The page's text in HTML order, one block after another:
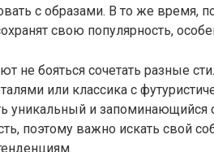
с образами. В то же время,
свою популярность,
не бояться сочетать разные
или классика с
уникальный и запоминающийся
поэтому важно искать свой